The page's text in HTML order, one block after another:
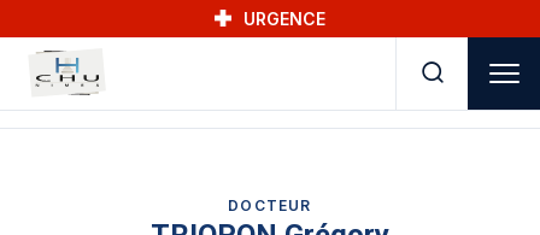
URGENCE
DOCTEUR